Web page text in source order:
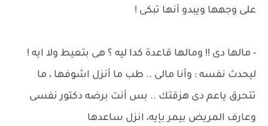
على وجهها ويبدو أنها تبكى !
- مالها دى !! ومالها قاعدة كدا ليه ؟ هى بتعيط ولا ايه !
ليحدث نفسه : وأنا مالى .. طب ما أنزل اشوفها ، ما
تتحرق ياعم دى هزقتك .. بس أنت برضه دكتور نفسى
وعارف المريض بيمر بإيه، انزل ساعدها